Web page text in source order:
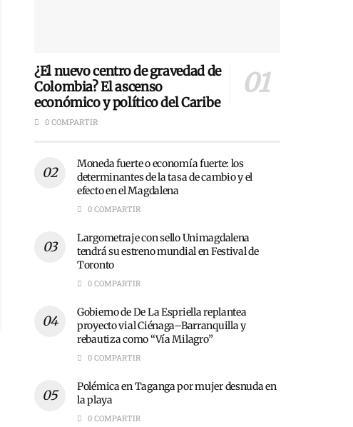
¿El nuevo centro de gravedad de
Colombia? El ascenso
económico y político del Caribe
0 COMPARTIR
Moneda fuerte o economía fuerte: los
determinantes de la tasa de cambio y el
efecto en el Magdalena
0 COMPARTIR
Largometraje con sello Unimagdalena
tendrá su estreno mundial en Festival de
Toronto
0 COMPARTIR
Gobierno de De La Espriella replantea
proyecto vial Ciénaga–Barranquilla y
rebautiza como “Vía Milagro”
0 COMPARTIR
Polémica en Taganga por mujer desnuda en
la playa
0 COMPARTIR